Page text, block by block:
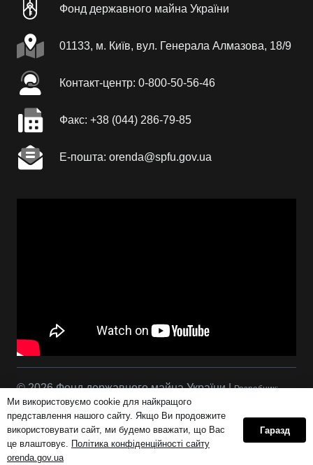
Фонд державного майна України
01133, м. Київ, вул. Генерала Алмазова, 18/9
Контакт-центр: 0-800-50-56-46
Факc: +38 (044) 286-79-85
Е-пошта: orenda@spfu.gov.ua
© 2026 Фонд державного майна України |Розробник:
Сова Р.С.
Політика конфіденційності сайту orenda.gov.ua
Ми використовуємо cookie для найкращого
представлення нашого сайту. Якщо Ви продовжите
використовувати сайт, ми будемо вважати, що Вас
це влаштовує. Політика конфіденційності сайту
orenda.gov.ua
Гаразд